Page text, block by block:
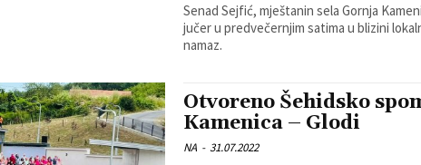
Senad Sejfić, mještanin sela Gornja
jučer u predvečernjim satima u blizini
namaz.
Otvoreno Šehidsko
Kamenica – Glodi
NA - 31.07.2022